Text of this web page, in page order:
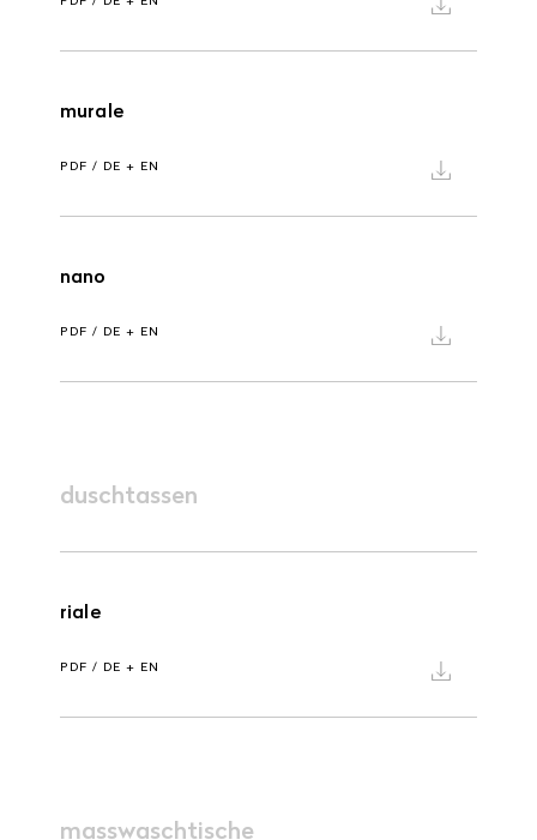
murale
PDF / DE + EN
nano
PDF / DE + EN
duschtassen
riale
PDF / DE + EN
masswaschtische